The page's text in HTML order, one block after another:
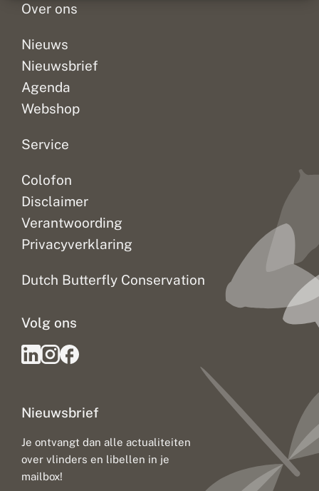
Over ons
Nieuws
Nieuwsbrief
Agenda
Webshop
Service
Colofon
Disclaimer
Verantwoording
Privacyverklaring
Dutch Butterfly Conservation
Nieuwsbrief
Je ontvangt dan alle actualiteiten
over vlinders en libellen in je
mailbox!
Volg ons